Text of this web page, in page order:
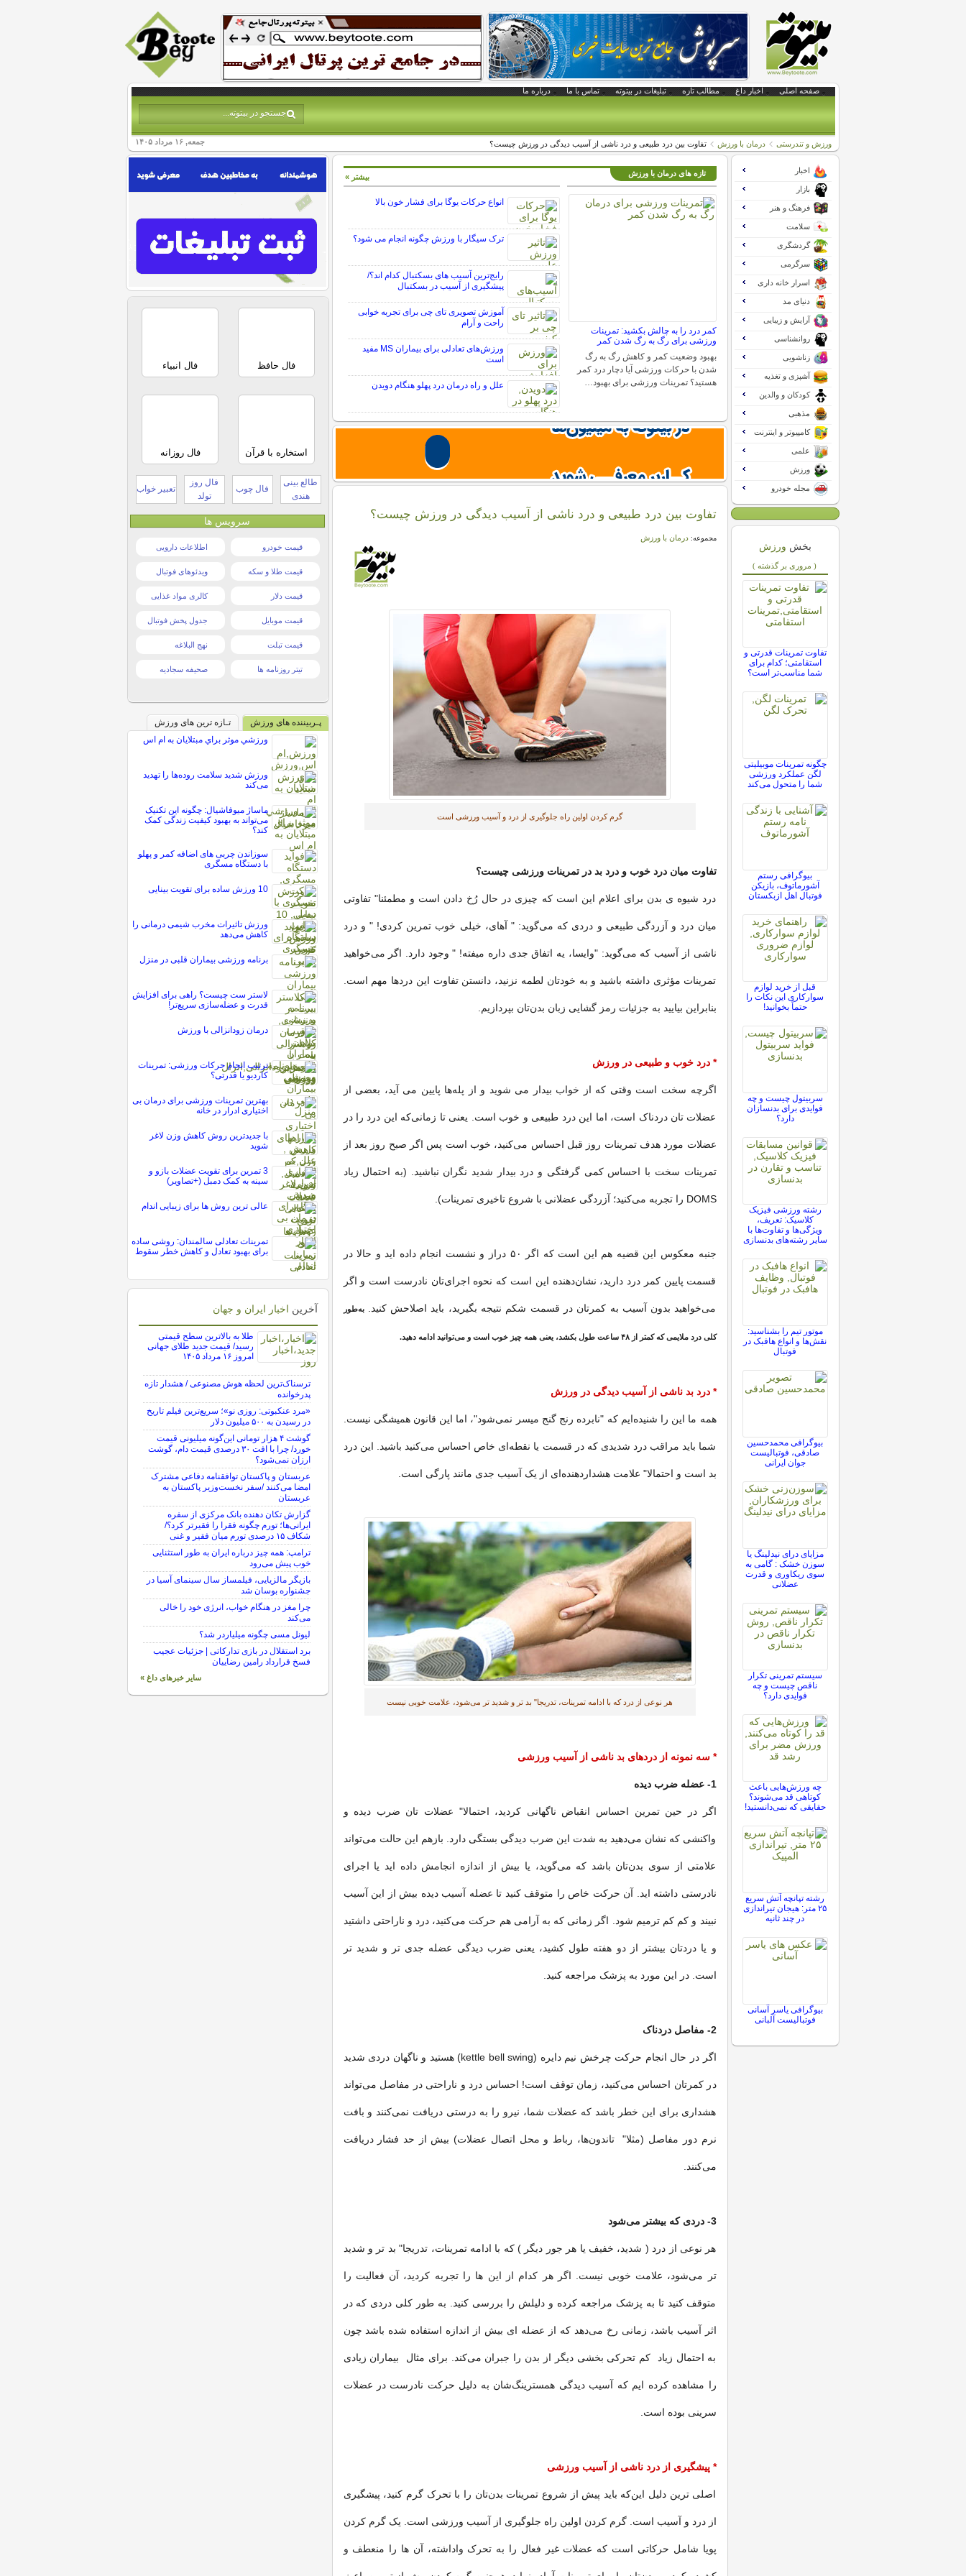
صفحه اصلی اخبار داغ مطالب تازه تبلیغات در بیتوته تماس با ما درباره ما
جمعه, ۱۶ مرداد ۱۴۰۵ ورزش و تندرستی درمان با ورزش تفاوت بین درد طبیعی و درد ناشی از آسیب دیدگی در ورزش چیست؟
تازه های درمان با ورزش
کمر درد را به چالش بکشید: تمرینات
ورزشی برای رگ به رگ شدن کمر
بهبود وضعیت کمر و کاهش رگ به رگ
شدن با حرکات ورزشی آیا دچار درد کمر
هستید؟ تمرینات ورزشی برای بهبود…
انواع حرکات یوگا برای فشار خون بالا
ترک سیگار با ورزش چگونه انجام می شود؟
رایج‌ترین آسیب های بسکتبال کدام اند؟/
پیشگیری از آسیب در بسکتبال
آموزش تصویری تای چی برای تجربه خوابی
راحت و آرام
ورزش‌های تعادلی برای بیماران MS مفید
است
علل و راه درمان درد پهلو هنگام دویدن
بیشتر »
تفاوت بین درد طبیعی و درد ناشی از آسیب دیدگی در ورزش چیست؟
مجموعه:درمان با ورزش
گرم کردن اولین راه جلوگیری از درد و آسیب‌ ورزشی است
تفاوت میان درد خوب و درد بد در تمرینات ورزشی چیست؟
درد شیوه ی بدن برای اعلام این است که چیزی در حال رُخ دادن است و مطمئنا" تفاوتی
میان درد و آزردگی طبیعی و دردی که می‌گوید: " آهای، خیلی خوب تمرین کردی! " و درد
ناشی از آسیب که می‌گوید: "وایسا، یه اتفاق جدی داره میفته! " وجود دارد. اگر می‌خواهید
تمرینات مؤثری داشته باشید و به خودتان لطمه نزنید، دانستن تفاوت این دردها مهم است.
بنابراین بیایید به جزئیات رمز گشایی زبان بدن‌تان بپردازیم.
* درد خوب و طبیعی در ورزش
اگرچه سخت است وقتی که از خواب بیدار می شوید و از پله‌ها پایین می آید، بعضی از
عضلات تان دردناک است، اما این درد طبیعی و خوب است. یعنی تا زمانی‌که این درد را در
عضلات مورد هدف تمرینات روز قبل احساس می‌کنید، خوب است پس اگر صبح روز بعد از
تمرینات سخت با احساس کمی گرفتگی و درد بیدار شدید نگران نباشید. (به احتمال زیاد
DOMS را تجربه می‌کنید؛ آزردگی عضلانی با شروع تاخیری تمرینات).
جنبه معکوس این قضیه هم این است که اگر ۵۰ دراز و نشست انجام داده اید و حالا در
قسمت پایین کمر درد دارید، نشان‌دهنده این است که نحوه اجرای‌تان نادرست است و اگر
می‌خواهید بدون آسیب به کمرتان در قسمت شکم نتیجه بگیرید، باید اصلاحش کنید.به‌طور
کلی درد ملایمی که کمتر از ۴۸ ساعت طول بکشد، یعنی همه چیز خوب است و می‌توانید ادامه دهید.
*درد بد ناشی از آسیب دیدگی در ورزش
همه ما این را شنیده‌ایم که "نابرده رنج گنج میسر نمی‌شود"، اما این قانون همیشگی نیست.
شما باید مراقب درد شدیدی که در قسمت یا نقطه‌ای خاص احساس می‌کنید باشید. این درد
بد است و احتمالا" علامت هشداردهنده‌ای از یک آسیب جدی مانند پارگی است.
هر نوعی از درد که با ادامه تمرینات، تدریجا" بد تر و شدید تر می‌شود، علامت خوبی نیست
*سه نمونه از دردهای بد ناشی از آسیب ورزشی
1- عضله ضرب دیده
اگر در حین تمرین احساس انقباض ناگهانی کردید، احتمالا" عضلات تان ضرب دیده و
واکنشی که نشان می‌دهید به شدت این ضرب دیدگی بستگی دارد. بازهم این حالت می‌تواند
علامتی از سوی بدن‌تان باشد که می‌گوید، یا بیش از اندازه انجامش داده اید یا اجرای
نادرستی داشته اید. آن حرکت خاص را متوقف کنید تا عضله آسیب دیده بیش از این آسیب
نبیند و کم کم ترمیم شود. اگر زمانی که به آرامی هم حرکت می‌کنید، درد و ناراحتی داشتید
و یا دردتان بیشتر از دو هفته طول کشید، یعنی ضرب دیدگی عضله جدی تر و شدید تر
است. در این مورد به پزشک مراجعه کنید.
2- مفاصل دردناک
اگر در حال انجام حرکت چرخش نیم دایره (kettle bell swing) هستید و ناگهان دردی شدید
در کمرتان احساس می‌کنید، زمان توقف است! احساس درد و ناراحتی در مفاصل می‌تواند
هشداری برای این خطر باشد که عضلات شما، نیرو را به درستی دریافت نمی‌کنند و بافت
نرم دور مفاصل (مثلا" تاندون‌ها، رباط و محل اتصال عضلات) بیش از حد فشار دریافت
می‌کنند.
3- دردی که بیشتر می‌شود
هر نوعی از درد ( شدید، خفیف یا هر جور دیگر ) که با ادامه تمرینات، تدریجا" بد تر و شدید
تر می‌شود، علامت خوبی نیست. اگر هر کدام از این ها را تجربه کردید، آن فعالیت را
متوقف کنید تا به پزشک‌ مراجعه کرده و دلیلش را بررسی کنید. به طور کلی دردی که در
اثر آسیب باشد، زمانی رخ می‌دهد که از عضله ای بیش از اندازه استفاده شده باشد چون
به احتمال زیاد کم تحرکی بخشی دیگر از بدن را جبران می‌کند. برای مثال بیماران زیادی
را مشاهده کرده ایم که آسیب دیدگی همسترینگ‌شان به دلیل حرکت نادرست در عضلات
سرینی بوده است.
*پیشگیری از درد ناشی از آسیب ورزشی
اصلی ترین دلیل این‌که باید پیش از شروع تمرینات بدن‌تان را با تحرک گرم کنید، پیشگیری
از درد و آسیب است. گرم کردن اولین راه جلوگیری از آسیب‌ ورزشی است. یک گرم کردن
پویا شامل حرکاتی است که عضلات غیر فعال را به تحرک واداشته، آن ها را منعطف و
اخبار
بازار
فرهنگ و هنر
سلامت
گردشگری
سرگرمی
اسرار خانه داری
دنیای مد
آرایش و زیبایی
روانشناسی
زناشویی
آشپزی و تغذیه
کودکان و والدین
مذهبی
کامپیوتر و اینترنت
علمی
ورزش
مجله خودرو
بخش ورزش
( مروری بر گذشته )
تفاوت تمرینات قدرتی و
استقامتی؛ کدام برای
شما مناسب‌تر است؟
چگونه تمرینات موبیلیتی
لگن عملکرد ورزشی
شما را متحول می‌کند
بیوگرافی رستم
آشورماتوف، بازیکن
فوتبال اهل ازبکستان
قبل از خرید لوازم
سوارکاری این نکات را
حتماً بخوانید!
سربیتول چیست و چه
فوایدی برای بدنسازان
دارد؟
رشته ورزشی فیزیک
کلاسیک: تعریف،
ویژگی‌ها و تفاوت‌ها با
سایر رشته‌های بدنسازی
موتور تیم را بشناسید:
نقش‌ها و انواع هافبک در
فوتبال
بیوگرافی محمدحسین
صادقی، فوتبالیست
جوان ایرانی
مزایای درای نیدلینگ یا
سوزن خشک : گامی به
سوی ریکاوری و قدرت
عضلانی
سیستم تمرینی تکرار
ناقص چیست و چه
فوایدی دارد؟
چه ورزش‌هایی باعث
کوتاهی قد می‌شوند؟
حقایقی که نمی‌دانستید!
رشته تپانچه آتش سریع
۲۵ متر: هیجان تیراندازی
در چند ثانیه
بیوگرافی یاسر آسانی
فوتبالیست آلبانی
فال حافظ فال انبیاء
استخاره با قرآن فال روزانه
طالع بینی
هندی
فال چوب
فال روز
تولد
تعبیر خواب
سرویس ها
قیمت خودرو اطلاعات دارویی
قیمت طلا و سکه ویدئوهای فوتبال
قیمت دلار کالری مواد غذایی
قیمت موبایل جدول پخش فوتبال
قیمت تبلت نهج البلاغه
تیتر روزنامه ها صحیفه سجادیه
پـربیننده های ورزش
تـازه ترین های ورزش
ورزشي موثر براي مبتلايان به ام اس
ورزش شدید سلامت روده‌ها را تهدید
می‌کند
ماساژ میوفاشیال: چگونه این تکنیک
می‌تواند به بهبود کیفیت زندگی کمک
کند؟
سوزاندن چربی های اضافه کمر و پهلو
با دستگاه مسگری
10 ورزش ساده برای تقویت بینایی
ورزش تاثیرات مخرب شیمی درمانی را
کاهش می‌دهد
برنامه ورزشی بیماران قلبی در منزل
لاستر ست چیست؟ راهی برای افزایش
قدرت و عضله‌سازی سریع‌تر!
درمان زودانزالی با ورزش
ترتیب انجام حرکات ورزشی: تمرینات
کاردیو یا قدرتی؟
بهترین تمرینات ورزشی برای درمان بی
اختیاری ادرار در خانه
با جدیدترین روش کاهش وزن لاغر
شوید
3 تمرین برای تقویت عضلات بازو و
سینه به کمک دمبل (+تصاویر)
عالی ترین روش ها برای زیبایی اندام
تمرینات تعادلی سالمندان: روشی ساده
برای بهبود تعادل و کاهش خطر سقوط
آخرین اخبار ایران و جهان
طلا به بالاترین سطح قیمتی
رسید/ قیمت جدید طلای جهانی
امروز ۱۶ مرداد ۱۴۰۵
ترسناک‌ترین لحظه هوش مصنوعی / هشدار تازه
پدرخوانده
«مرد عنکبوتی: روزی نو»؛ سریع‌ترین فیلم تاریخ
در رسیدن به ۵۰۰ میلیون دلار
گوشت ۴ هزار تومانی این‌گونه میلیونی قیمت
خورد/ چرا با افت ۳۰ درصدی قیمت دام، گوشت
ارزان نمی‌شود؟
عربستان و پاکستان توافقنامه دفاعی مشترک
امضا می‌کنند /سفر نخست‌وزیر پاکستان به
عربستان
گزارش تکان‌ دهنده بانک مرکزی از سفره
ایرانی‌ها؛ تورم چگونه فقرا را فقیرتر کرد؟/
شکاف ۱۵ درصدی تورم میان فقیر و غنی
ترامپ: همه چیز درباره ایران به طور استثنایی
خوب پیش می‌رود
بازیگر مالزیایی، فیلمساز سال سینمای آسیا در
جشنواره بوسان شد
چرا مغز در هنگام خواب، انرژی خود را خالی
می‌کند
لیونل مسی چگونه میلیاردر شد؟
برد استقلال در بازی تدارکاتی | جزئیات عجیب
فسخ قرارداد رامین رضاییان
سایر خبرهای داغ »